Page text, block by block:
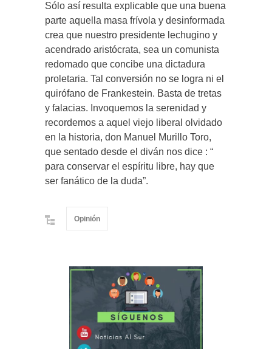
Sólo así resulta explicable que una buena
parte aquella masa frívola y desinformada
crea que nuestro presidente lechugino y
acendrado aristócrata, sea un comunista
redomado que concibe una dictadura
proletaria. Tal conversión no se logra ni el
quirófano de Frankestein. Basta de tretas
y falacias. Invoquemos la serenidad y
recordemos a aquel viejo liberal olvidado
en la historia, don Manuel Murillo Toro,
que sentado desde el diván nos dice : “
para conservar el espíritu libre, hay que
ser fanático de la duda”.
Opinión